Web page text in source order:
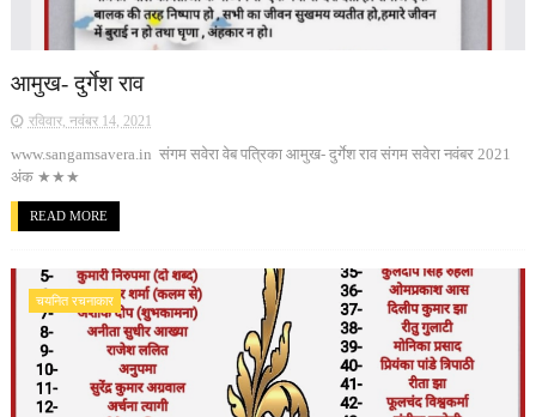
आमुख- दुर्गेश राव
रविवार, नवंबर 14, 2021
www.sangamsavera.in संगम सवेरा वेब पत्रिका आमुख- दुर्गेश राव संगम सवेरा नवंबर 2021
अंक ★★★
READ MORE
चयनित रचनाकार